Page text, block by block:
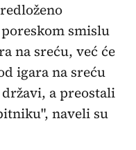
smislu
na sreću, već će
igara na sreću
a preostali
naveli su